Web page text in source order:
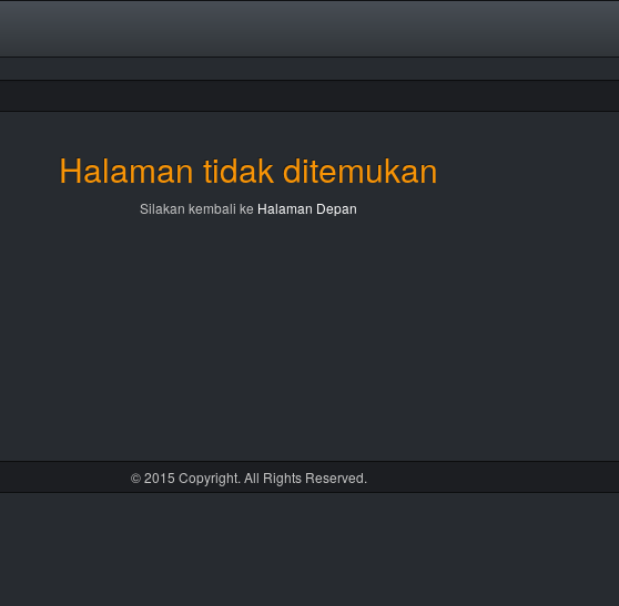
Halaman tidak ditemukan
Silakan kembali ke Halaman Depan
© 2015 Copyright. All Rights Reserved.